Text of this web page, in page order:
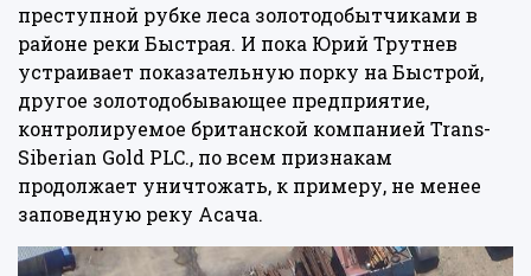
преступной рубке леса золотодобытчиками в
районе реки Быстрая. И пока Юрий Трутнев
устраивает показательную порку на Быстрой,
другое золотодобывающее предприятие,
контролируемое британской компанией Trans-
Siberian Gold PLC., по всем признакам
продолжает уничтожать, к примеру, не менее
заповедную реку Асача.